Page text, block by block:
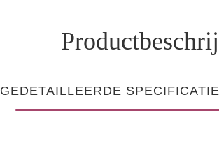
GEDETAILLEERDE